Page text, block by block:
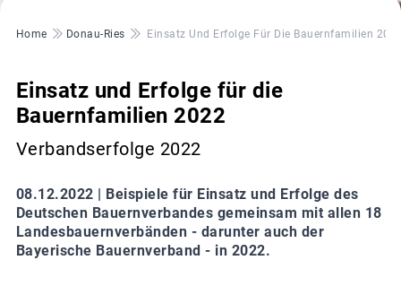
Pfadnavigation
Home Donau-Ries Einsatz Und Erfolge Für Die Bauernfamilien
Einsatz und Erfolge für die
Bauernfamilien 2022
Verbandserfolge 2022
08.12.2022 | Beispiele für Einsatz und Erfolge des
Deutschen Bauernverbandes gemeinsam mit allen 18
Landesbauernverbänden - darunter auch der
Bayerische Bauernverband - in 2022.